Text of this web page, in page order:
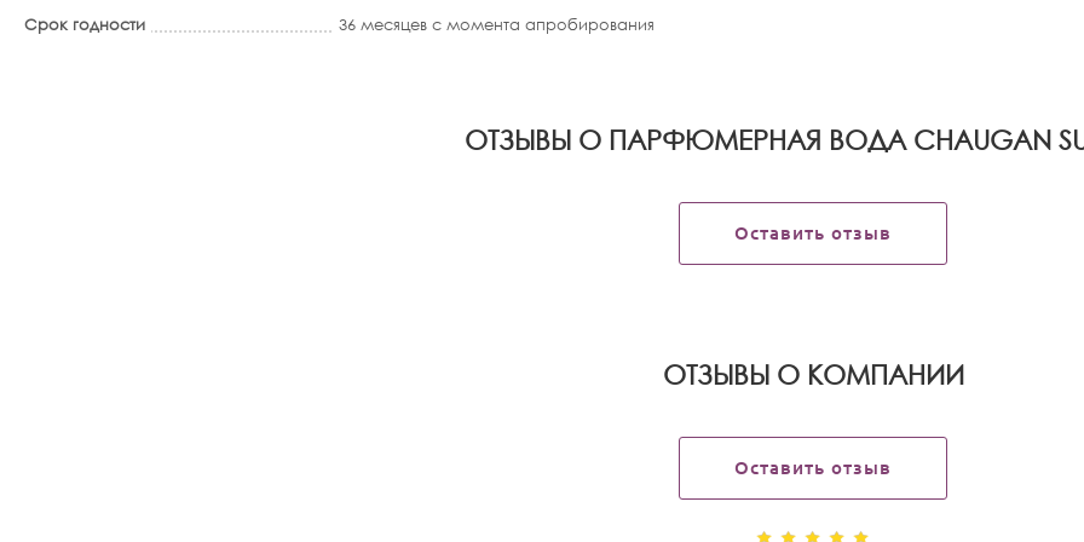
Срок годности
36 месяцев с момента апробирования
ОТЗЫВЫ О ПАРФЮМЕРНАЯ ВОДА CHAUGAN
Оставить отзыв
OТЗЫВЫ О КОМПАНИИ
Оставить отзыв